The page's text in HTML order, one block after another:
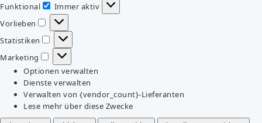
Funktional
Funktional
Immer aktiv
Vorlieben
Vorlieben
Statistiken
Statistiken
Marketing
Marketing
Optionen verwalten
Dienste verwalten
Verwalten von {vendor_count}-Lieferanten
Lese mehr über diese Zwecke